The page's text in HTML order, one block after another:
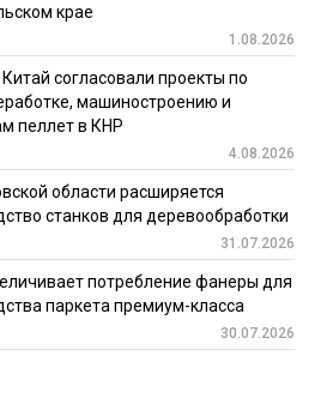
крае
1.08.2026
Китай согласовали проекты по
машиностроению и
пеллет в КНР
4.08.2026
области расширяется
станков для деревообработки
31.07.2026
потребление фанеры для
паркета премиум-класса
30.07.2026